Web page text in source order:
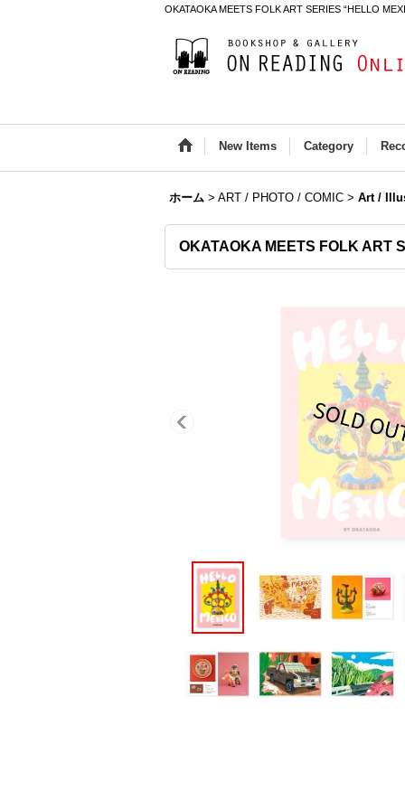
OKATAOKA MEETS FOLK ART SERIES “HELLO
New Items Category
ホーム > ART / PHOTO / COMIC > Art /
OKATAOKA MEETS FOLK ART